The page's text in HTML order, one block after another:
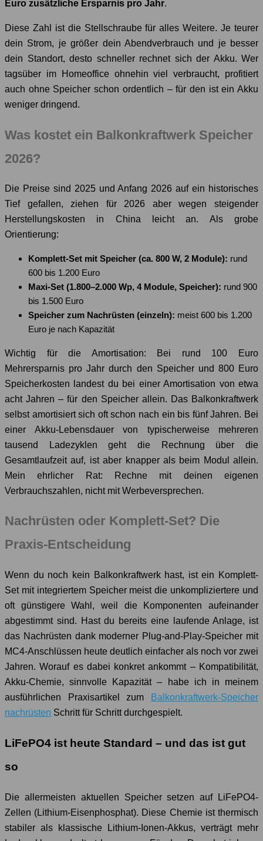
Euro zusätzliche Ersparnis pro Jahr.
Diese Zahl ist die Stellschraube für alles Weitere. Je teurer
dein Strom, je größer dein Abendverbrauch und je besser
dein Standort, desto schneller rechnet sich der Akku. Wer
tagsüber im Homeoffice ohnehin viel verbraucht, profitiert
auch ohne Speicher schon ordentlich – für den ist ein Akku
weniger dringend.
Was kostet ein Balkonkraftwerk Speicher
2026?
Die Preise sind 2025 und Anfang 2026 auf ein historisches
Tief gefallen, ziehen für 2026 aber wegen steigender
Herstellungskosten in China leicht an. Als grobe
Orientierung:
Komplett-Set mit Speicher (ca. 800 W, 2 Module): rund
600 bis 1.200 Euro
Maxi-Set (1.800–2.000 Wp, 4 Module, Speicher): rund 900
bis 1.500 Euro
Speicher zum Nachrüsten (einzeln): meist 600 bis 1.200
Euro je nach Kapazität
Wichtig für die Amortisation: Bei rund 100 Euro
Mehrersparnis pro Jahr durch den Speicher und 800 Euro
Speicherkosten landest du bei einer Amortisation von etwa
acht Jahren – für den Speicher allein. Das Balkonkraftwerk
selbst amortisiert sich oft schon nach ein bis fünf Jahren. Bei
einer Akku-Lebensdauer von typischerweise mehreren
tausend Ladezyklen geht die Rechnung über die
Gesamtlaufzeit auf, ist aber knapper als beim Modul allein.
Mein ehrlicher Rat: Rechne mit deinen eigenen
Verbrauchszahlen, nicht mit Werbeversprechen.
Nachrüsten oder Komplett-Set? Die
Praxis-Entscheidung
Wenn du noch kein Balkonkraftwerk hast, ist ein Komplett-
Set mit integriertem Speicher meist die unkompliziertere und
oft günstigere Wahl, weil die Komponenten aufeinander
abgestimmt sind. Hast du bereits eine laufende Anlage, ist
das Nachrüsten dank moderner Plug-and-Play-Speicher mit
MC4-Anschlüssen heute deutlich einfacher als noch vor zwei
Jahren. Worauf es dabei konkret ankommt – Kompatibilität,
Akku-Chemie, sinnvolle Kapazität – habe ich in meinem
ausführlichen Praxisartikel zum
Balkonkraftwerk-Speicher
nachrüsten Schritt für Schritt durchgespielt.
LiFePO4 ist heute Standard – und das ist gut
so
Die allermeisten aktuellen Speicher setzen auf LiFePO4-
Zellen (Lithium-Eisenphosphat). Diese Chemie ist thermisch
stabiler als klassische Lithium-Ionen-Akkus, verträgt mehr